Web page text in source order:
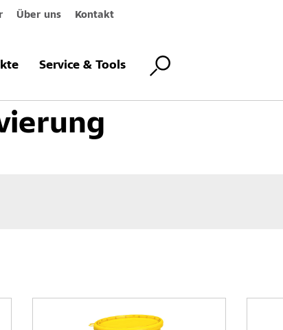
Über uns Kontakt
Service & Tools